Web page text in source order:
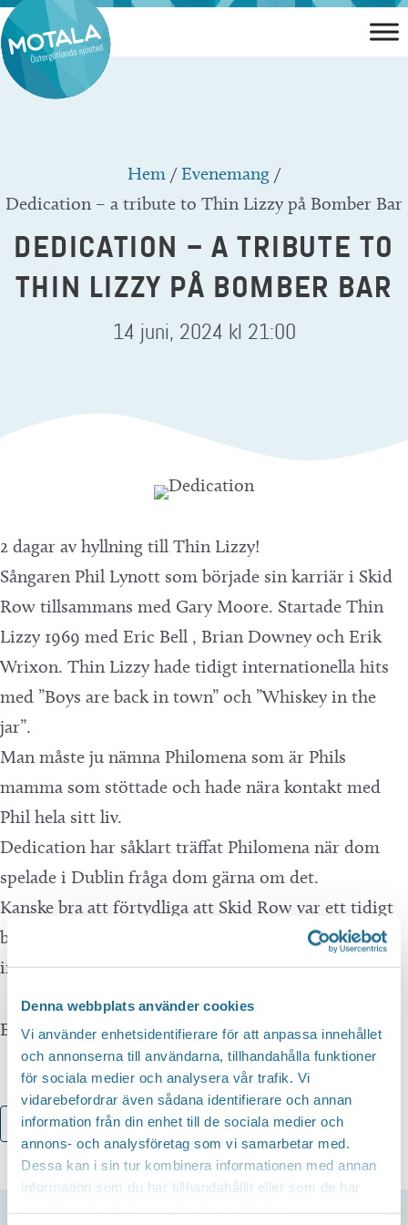
Denna webbplats använder cookies
Vi använder enhetsidentifierare för att anpassa innehållet
och annonserna till användarna, tillhandahålla funktioner
för sociala medier och analysera vår trafik. Vi
vidarebefordrar även sådana identifierare och annan
information från din enhet till de sociala medier och
annons- och analysföretag som vi samarbetar med.
Dessa kan i sin tur kombinera informationen med annan
information som du har tillhandahållit eller som de har
Hoppa
till
innehåll
Hem /Evenemang /
Dedication – a tribute to Thin Lizzy på Bomber Bar
DEDICATION – A TRIBUTE TO
THIN LIZZY PÅ BOMBER BAR
14 juni, 2024 kl 21:00
2 dagar av hyllning till Thin Lizzy!
Sångaren Phil Lynott som började sin karriär i Skid
Row tillsammans med Gary Moore. Startade Thin
Lizzy 1969 med Eric Bell , Brian Downey och Erik
Wrixon. Thin Lizzy hade tidigt internationella hits
med ”Boys are back in town” och ”Whiskey in the
jar”.
Man måste ju nämna Philomena som är Phils
mamma som stöttade och hade nära kontakt med
Phil hela sitt liv.
Dedication har såklart träffat Philomena när dom
spelade i Dublin fråga dom gärna om det.
Kanske bra att förtydliga att Skid Row var ett tidigt
band som inte nådde någon större framgång och
inte ska förväxlas med sin namne från USA.
Evenemang av Bomber Bar Motala och Dedication
Lägg till i kalender